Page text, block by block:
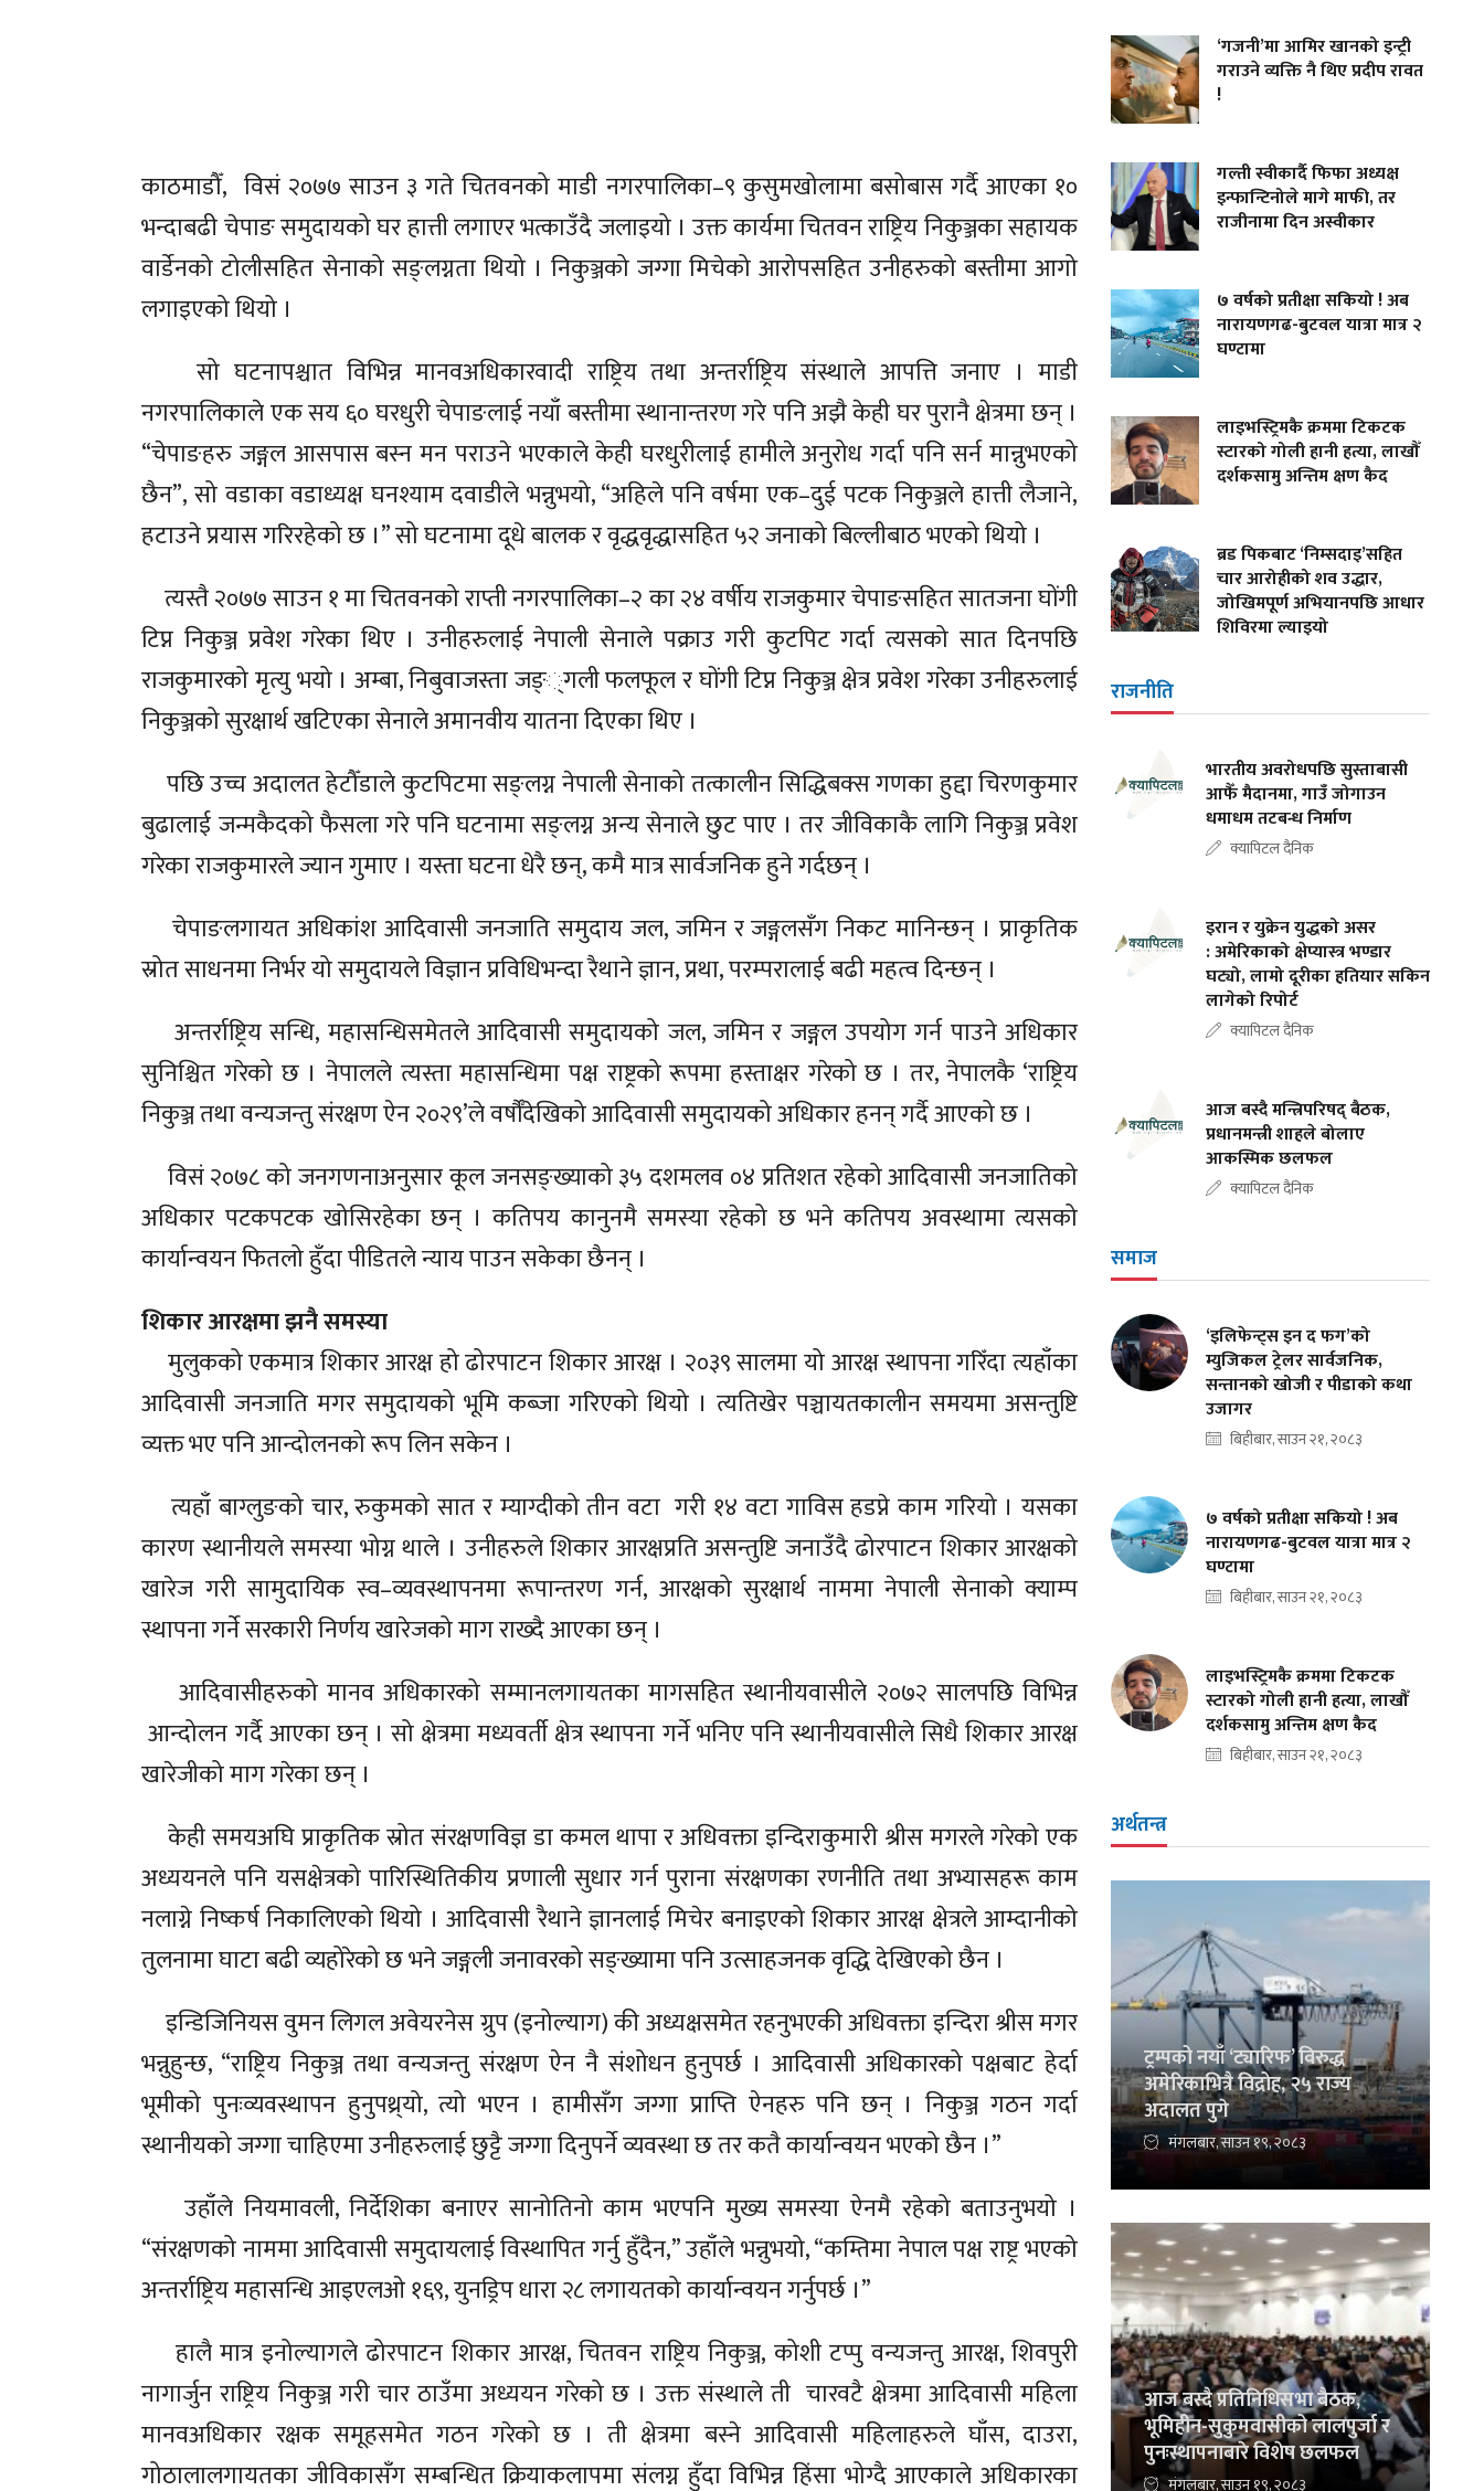
काठमाडौँ, विसं २०७७ साउन ३ गते चितवनको माडी नगरपालिका–९ कुसुमखोलामा बसोबास गर्दै आएका १०
भन्दाबढी चेपाङ समुदायको घर हात्ती लगाएर भत्काउँदै जलाइयो । उक्त कार्यमा चितवन राष्ट्रिय निकुञ्जका सहायक
वार्डेनको टोलीसहित सेनाको सङ्लग्नता थियो । निकुञ्जको जग्गा मिचेको आरोपसहित उनीहरुको बस्तीमा आगो
लगाइएको थियो ।
सो घटनापश्चात विभिन्न मानवअधिकारवादी राष्ट्रिय तथा अन्तर्राष्ट्रिय संस्थाले आपत्ति जनाए । माडी
नगरपालिकाले एक सय ६० घरधुरी चेपाङलाई नयाँ बस्तीमा स्थानान्तरण गरे पनि अझै केही घर पुरानै क्षेत्रमा छन् ।
“चेपाङहरु जङ्गल आसपास बस्न मन पराउने भएकाले केही घरधुरीलाई हामीले अनुरोध गर्दा पनि सर्न मान्नुभएको
छैन”, सो वडाका वडाध्यक्ष घनश्याम दवाडीले भन्नुभयो, “अहिले पनि वर्षमा एक–दुई पटक निकुञ्जले हात्ती लैजाने,
हटाउने प्रयास गरिरहेको छ ।” सो घटनामा दूधे बालक र वृद्धवृद्धासहित ५२ जनाको बिल्लीबाठ भएको थियो ।
त्यस्तै २०७७ साउन १ मा चितवनको राप्ती नगरपालिका–२ का २४ वर्षीय राजकुमार चेपाङसहित सातजना घोंगी
टिप्न निकुञ्ज प्रवेश गरेका थिए । उनीहरुलाई नेपाली सेनाले पक्राउ गरी कुटपिट गर्दा त्यसको सात दिनपछि
राजकुमारको मृत्यु भयो । अम्बा, निबुवाजस्ता जङ््गली फलफूल र घोंगी टिप्न निकुञ्ज क्षेत्र प्रवेश गरेका उनीहरुलाई
निकुञ्जको सुरक्षार्थ खटिएका सेनाले अमानवीय यातना दिएका थिए ।
पछि उच्च अदालत हेटौँडाले कुटपिटमा सङ्लग्न नेपाली सेनाको तत्कालीन सिद्धिबक्स गणका हुद्दा चिरणकुमार
बुढालाई जन्मकैदको फैसला गरे पनि घटनामा सङ्लग्न अन्य सेनाले छुट पाए । तर जीविकाकै लागि निकुञ्ज प्रवेश
गरेका राजकुमारले ज्यान गुमाए । यस्ता घटना धेरै छन्, कमै मात्र सार्वजनिक हुने गर्दछन् ।
चेपाङलगायत अधिकांश आदिवासी जनजाति समुदाय जल, जमिन र जङ्गलसँग निकट मानिन्छन् । प्राकृतिक
स्रोत साधनमा निर्भर यो समुदायले विज्ञान प्रविधिभन्दा रैथाने ज्ञान, प्रथा, परम्परालाई बढी महत्व दिन्छन् ।
अन्तर्राष्ट्रिय सन्धि, महासन्धिसमेतले आदिवासी समुदायको जल, जमिन र जङ्गल उपयोग गर्न पाउने अधिकार
सुनिश्चित गरेको छ । नेपालले त्यस्ता महासन्धिमा पक्ष राष्ट्रको रूपमा हस्ताक्षर गरेको छ । तर, नेपालकै ‘राष्ट्रिय
निकुञ्ज तथा वन्यजन्तु संरक्षण ऐन २०२९’ले वर्षौँदेखिको आदिवासी समुदायको अधिकार हनन् गर्दै आएको छ ।
विसं २०७८ को जनगणनाअनुसार कूल जनसङ्ख्याको ३५ दशमलव ०४ प्रतिशत रहेको आदिवासी जनजातिको
अधिकार पटकपटक खोसिरहेका छन् । कतिपय कानुनमै समस्या रहेको छ भने कतिपय अवस्थामा त्यसको
कार्यान्वयन फितलो हुँदा पीडितले न्याय पाउन सकेका छैनन् ।
शिकार आरक्षमा झनै समस्या
मुलुकको एकमात्र शिकार आरक्ष हो ढोरपाटन शिकार आरक्ष । २०३९ सालमा यो आरक्ष स्थापना गरिँदा त्यहाँका
आदिवासी जनजाति मगर समुदायको भूमि कब्जा गरिएको थियो । त्यतिखेर पञ्चायतकालीन समयमा असन्तुष्टि
व्यक्त भए पनि आन्दोलनको रूप लिन सकेन ।
त्यहाँ बाग्लुङको चार, रुकुमको सात र म्याग्दीको तीन वटा गरी १४ वटा गाविस हडप्ने काम गरियो । यसका
कारण स्थानीयले समस्या भोग्न थाले । उनीहरुले शिकार आरक्षप्रति असन्तुष्टि जनाउँदै ढोरपाटन शिकार आरक्षको
खारेज गरी सामुदायिक स्व–व्यवस्थापनमा रूपान्तरण गर्न, आरक्षको सुरक्षार्थ नाममा नेपाली सेनाको क्याम्प
स्थापना गर्ने सरकारी निर्णय खारेजको माग राख्दै आएका छन् ।
आदिवासीहरुको मानव अधिकारको सम्मानलगायतका मागसहित स्थानीयवासीले २०७२ सालपछि विभिन्न
आन्दोलन गर्दै आएका छन् । सो क्षेत्रमा मध्यवर्ती क्षेत्र स्थापना गर्ने भनिए पनि स्थानीयवासीले सिधै शिकार आरक्ष
खारेजीको माग गरेका छन् ।
केही समयअघि प्राकृतिक स्रोत संरक्षणविज्ञ डा कमल थापा र अधिवक्ता इन्दिराकुमारी श्रीस मगरले गरेको एक
अध्ययनले पनि यसक्षेत्रको पारिस्थितिकीय प्रणाली सुधार गर्न पुराना संरक्षणका रणनीति तथा अभ्यासहरू काम
नलाग्ने निष्कर्ष निकालिएको थियो । आदिवासी रैथाने ज्ञानलाई मिचेर बनाइएको शिकार आरक्ष क्षेत्रले आम्दानीको
तुलनामा घाटा बढी व्यहोरेको छ भने जङ्गली जनावरको सङ्ख्यामा पनि उत्साहजनक वृद्धि देखिएको छैन ।
इन्डिजिनियस वुमन लिगल अवेयरनेस ग्रुप (इनोल्याग) की अध्यक्षसमेत रहनुभएकी अधिवक्ता इन्दिरा श्रीस मगर
भन्नुहुन्छ, “राष्ट्रिय निकुञ्ज तथा वन्यजन्तु संरक्षण ऐन नै संशोधन हुनुपर्छ । आदिवासी अधिकारको पक्षबाट हेर्दा
भूमीको पुनःव्यवस्थापन हुनुपथ्र्यो, त्यो भएन । हामीसँग जग्गा प्राप्ति ऐनहरु पनि छन् । निकुञ्ज गठन गर्दा
स्थानीयको जग्गा चाहिएमा उनीहरुलाई छुट्टै जग्गा दिनुपर्ने व्यवस्था छ तर कतै कार्यान्वयन भएको छैन ।”
उहाँले नियमावली, निर्देशिका बनाएर सानोतिनो काम भएपनि मुख्य समस्या ऐनमै रहेको बताउनुभयो ।
“संरक्षणको नाममा आदिवासी समुदायलाई विस्थापित गर्नु हुँदैन,” उहाँले भन्नुभयो, “कम्तिमा नेपाल पक्ष राष्ट्र भएको
अन्तर्राष्ट्रिय महासन्धि आइएलओ १६९, युनड्रिप धारा २८ लगायतको कार्यान्वयन गर्नुपर्छ ।”
हालै मात्र इनोल्यागले ढोरपाटन शिकार आरक्ष, चितवन राष्ट्रिय निकुञ्ज, कोशी टप्पु वन्यजन्तु आरक्ष, शिवपुरी
नागार्जुन राष्ट्रिय निकुञ्ज गरी चार ठाउँमा अध्ययन गरेको छ । उक्त संस्थाले ती चारवटै क्षेत्रमा आदिवासी महिला
मानवअधिकार रक्षक समूहसमेत गठन गरेको छ । ती क्षेत्रमा बस्ने आदिवासी महिलाहरुले घाँस, दाउरा,
गोठालालगायतका जीविकासँग सम्बन्धित क्रियाकलापमा संलग्न हुँदा विभिन्न हिंसा भोग्दै आएकाले अधिकारका
‘गजनी’मा आमिर खानको इन्ट्री
गराउने व्यक्ति नै थिए प्रदीप रावत
!
गल्ती स्वीकार्दै फिफा अध्यक्ष
इन्फान्टिनोले मागे माफी, तर
राजीनामा दिन अस्वीकार
७ वर्षको प्रतीक्षा सकियो ! अब
नारायणगढ-बुटवल यात्रा मात्र २
घण्टामा
लाइभस्ट्रिमकै क्रममा टिकटक
स्टारको गोली हानी हत्या, लाखौँ
दर्शकसामु अन्तिम क्षण कैद
ब्रड पिकबाट ‘निम्सदाइ’सहित
चार आरोहीको शव उद्धार,
जोखिमपूर्ण अभियानपछि आधार
शिविरमा ल्याइयो
राजनीति
भारतीय अवरोधपछि सुस्ताबासी
आफैँ मैदानमा, गाउँ जोगाउन
धमाधम तटबन्ध निर्माण
क्यापिटल दैनिक
इरान र युक्रेन युद्धको असर
: अमेरिकाको क्षेप्यास्त्र भण्डार
घट्यो, लामो दूरीका हतियार सकिन
लागेको रिपोर्ट
क्यापिटल दैनिक
आज बस्दै मन्त्रिपरिषद् बैठक,
प्रधानमन्त्री शाहले बोलाए
आकस्मिक छलफल
क्यापिटल दैनिक
समाज
‘इलिफेन्ट्स इन द फग’को
म्युजिकल ट्रेलर सार्वजनिक,
सन्तानको खोजी र पीडाको कथा
उजागर
बिहीबार, साउन २१, २०८३
७ वर्षको प्रतीक्षा सकियो ! अब
नारायणगढ-बुटवल यात्रा मात्र २
घण्टामा
बिहीबार, साउन २१, २०८३
लाइभस्ट्रिमकै क्रममा टिकटक
स्टारको गोली हानी हत्या, लाखौँ
दर्शकसामु अन्तिम क्षण कैद
बिहीबार, साउन २१, २०८३
अर्थतन्त्र
ट्रम्पको नयाँ ‘ट्यारिफ’ विरुद्ध
अमेरिकाभित्रै विद्रोह, २५ राज्य
अदालत पुगे
मंगलबार, साउन १९, २०८३
आज बस्दै प्रतिनिधिसभा बैठक,
भूमिहीन-सुकुमवासीको लालपुर्जा र
पुनःस्थापनाबारे विशेष छलफल
मंगलबार, साउन १९, २०८३